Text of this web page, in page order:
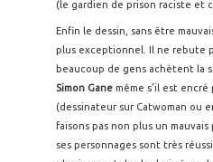
(le gardien de prison raciste et
Enfin le dessin, sans être
plus exceptionnel. Il ne rebute
beaucoup de gens achètent la
Simon Gane même s’il est encré
(dessinateur sur Catwoman ou
faisons pas non plus un
ses personnages sont très